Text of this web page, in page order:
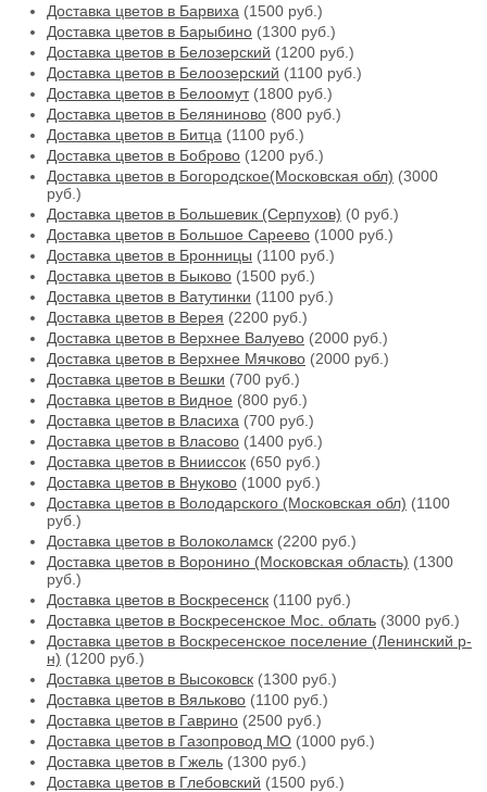
Доставка цветов в Барвиха (1500 руб.)
Доставка цветов в Барыбино (1300 руб.)
Доставка цветов в Белозерский (1200 руб.)
Доставка цветов в Белоозерский (1100 руб.)
Доставка цветов в Белоомут(1800 руб.)
Доставка цветов в Беляниново (800 руб.)
Доставка цветов в Битца (1100 руб.)
Доставка цветов в Боброво (1200 руб.)
Доставка цветов в Богородское(Московская обл) (3000
руб.)
Доставка цветов в Большевик (Серпухов) (0 руб.)
Доставка цветов в Большое Сареево (1000 руб.)
Доставка цветов в Бронницы (1100 руб.)
Доставка цветов в Быково (1500 руб.)
Доставка цветов в Ватутинки (1100 руб.)
Доставка цветов в Верея (2200 руб.)
Доставка цветов в Верхнее Валуево (2000 руб.)
Доставка цветов в Верхнее Мячково (2000 руб.)
Доставка цветов в Вешки (700 руб.)
Доставка цветов в Видное (800 руб.)
Доставка цветов в Власиха (700 руб.)
Доставка цветов в Власово (1400 руб.)
Доставка цветов в Внииссок (650 руб.)
Доставка цветов в Внуково (1000 руб.)
Доставка цветов в Володарского (Московская обл) (1100
руб.)
Доставка цветов в Волоколамск (2200 руб.)
Доставка цветов в Воронино (Московская область) (1300
руб.)
Доставка цветов в Воскресенск (1100 руб.)
Доставка цветов в Воскресенское Мос. облать (3000 руб.)
Доставка цветов в Воскресенское поселение (Ленинский р-
н) (1200 руб.)
Доставка цветов в Высоковск (1300 руб.)
Доставка цветов в Вяльково (1100 руб.)
Доставка цветов в Гаврино (2500 руб.)
Доставка цветов в Газопровод МО (1000 руб.)
Доставка цветов в Гжель (1300 руб.)
Доставка цветов в Глебовский (1500 руб.)